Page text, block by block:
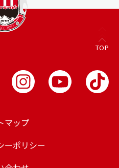
TOP
マップ
ーポリシー